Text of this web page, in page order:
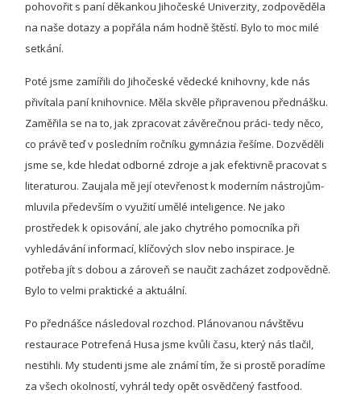
pohovořit s paní děkankou Jihočeské Univerzity, zodpověděla
na naše dotazy a popřála nám hodně štěstí. Bylo to moc milé
setkání.
Poté jsme zamířili do Jihočeské vědecké knihovny, kde nás
přivítala paní knihovnice. Měla skvěle připravenou přednášku.
Zaměřila se na to, jak zpracovat závěrečnou práci- tedy něco,
co právě teď v posledním ročníku gymnázia řešíme. Dozvěděli
jsme se, kde hledat odborné zdroje a jak efektivně pracovat s
literaturou. Zaujala mě její otevřenost k moderním nástrojům-
mluvila především o využití umělé inteligence. Ne jako
prostředek k opisování, ale jako chytrého pomocníka při
vyhledávání informací, klíčových slov nebo inspirace. Je
potřeba jít s dobou a zároveň se naučit zacházet zodpovědně.
Bylo to velmi praktické a aktuální.
Po přednášce následoval rozchod. Plánovanou návštěvu
restaurace Potrefená Husa jsme kvůli času, který nás tlačil,
nestihli. My studenti jsme ale známí tím, že si prostě poradíme
za všech okolností, vyhrál tedy opět osvědčený fastfood.